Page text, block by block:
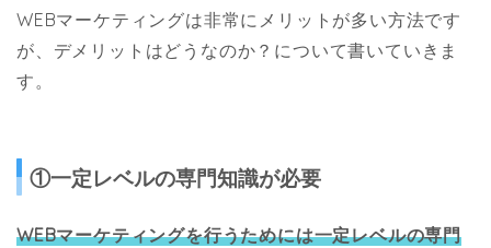
WEBマーケティングは非常にメリットが多い方法です
が、デメリットはどうなのか？について書いていきま
す。
①一定レベルの専門知識が必要
WEBマーケティングを行うためには一定レベルの専門